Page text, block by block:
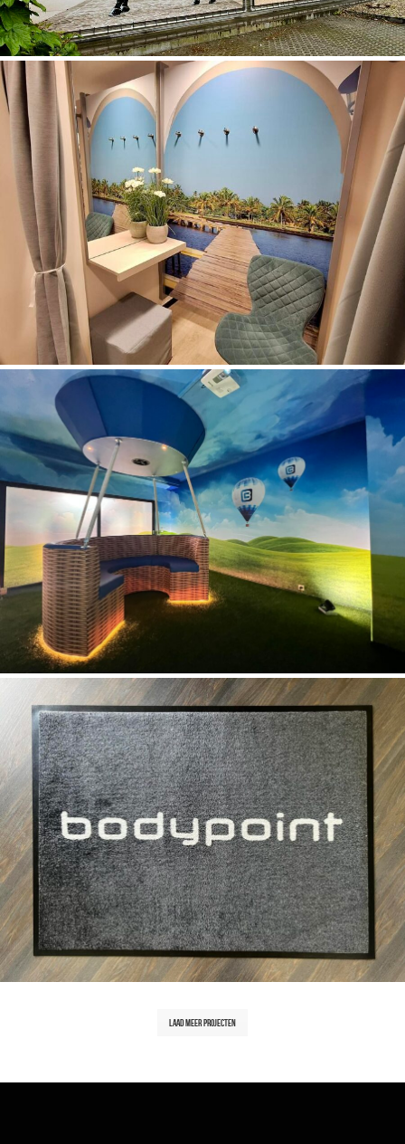
Maatwerk project voor BusinessCom België:
naadloos fotobehang, maatwerk ballon-meubel,
freesletter logo, bedrukte raamfolies, contour
gefreesde vormen, audio-video op maat, kunstgras,
sfeerverlichting, schilderwerken op maat,…
Gepersonaliseerde logomat voor Bodypoint
Laad meer projecten